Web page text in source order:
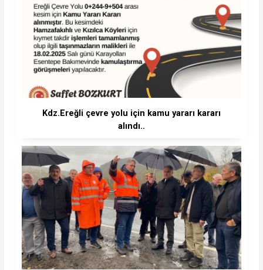
Kdz.Ereğli çevre yolu için kamu yararı kararı
alındı..